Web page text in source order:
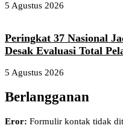
5 Agustus 2026
Peringkat 37 Nasional
Desak Evaluasi Total
5 Agustus 2026
Berlangganan
Eror: Formulir kontak tidak